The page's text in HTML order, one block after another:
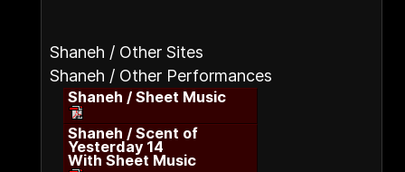
Shaneh / Other Sites
Shaneh / Other Performances
Shaneh / Sheet Music
Shaneh / Scent of
Yesterday 14
With Sheet Music